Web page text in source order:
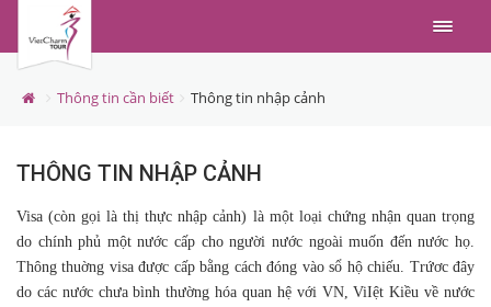
Menu
Thông tin cần biết Thông tin nhập cảnh
THÔNG TIN NHẬP CẢNH
Visa (còn gọi là thị thực nhập cảnh) là một loại chứng nhận quan trọng
do chính phủ một nước cấp cho người nước ngoài muốn đến nước họ.
Thông thuờng visa được cấp bằng cách đóng vào sổ hộ chiếu. Trứơc đây
do các nước chưa bình thường hóa quan hệ với VN, ViIệt Kiều về nước